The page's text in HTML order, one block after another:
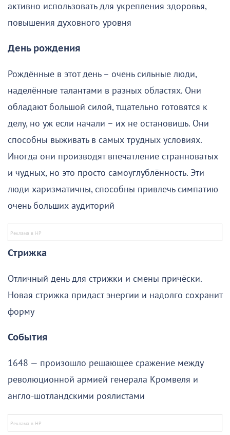
активно использовать для укрепления здоровья,
повышения духовного уровня
День рождения
Рождённые в этот день – очень сильные люди,
наделённые талантами в разных областях. Они
обладают большой силой, тщательно готовятся к
делу, но уж если начали – их не остановишь. Они
способны выживать в самых трудных условиях.
Иногда они производят впечатление странноватых
и чудных, но это просто самоуглублённость. Эти
люди харизматичны, способны привлечь симпатию
очень больших аудиторий
Стрижка
Отличный день для стрижки и смены причёски.
Новая стрижка придаст энергии и надолго сохранит
форму
События
1648 — произошло решающее сражение между
революционной армией генерала Кромвеля и
англо-шотландскими роялистами